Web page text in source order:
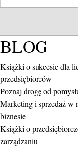
BLOG
Książki o sukcesie dla
przedsiębiorców
Poznaj drogę od
Marketing i sprzedaż w
biznesie
Książki o
zarządzaniu